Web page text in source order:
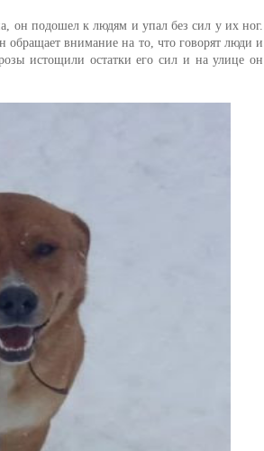
он подошел к людям и упал без сил у их ног.
внимание на то, что говорят люди и
истощили остатки его сил и на улице он